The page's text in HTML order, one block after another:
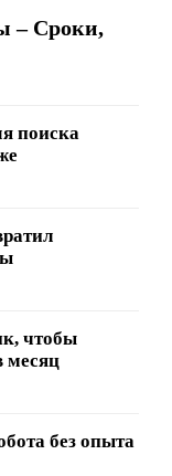
– Сроки,
поиска
чтобы
месяц
без опыта